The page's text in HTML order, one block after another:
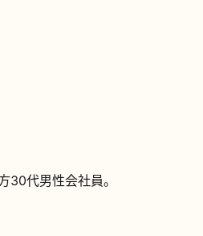
代男性会社員。